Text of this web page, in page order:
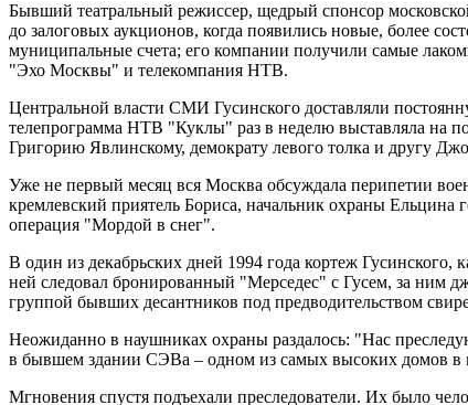
Бывший театральный режиссер, щедрый спонсор
до залоговых аукционов, когда появились новые, более
муниципальные счета; его компании получили самые
"Эхо Москвы" и телекомпания НТВ.
Центральной власти СМИ Гусинского доставляли
телепрограмма НТВ "Куклы" раз в неделю выставляла на
Григорию Явлинскому, демократу левого толка и другу
Уже не первый месяц вся Москва обсуждала перипетии
кремлевский приятель Бориса, начальник охраны
операция "Мордой в снег".
В один из декабрьских дней 1994 года кортеж
ней следовал бронированный "Мерседес" с Гусем, за ним
группой бывших десантников под предводительством
Неожиданно в наушниках охраны раздалось: "Нас
в бывшем здании СЭВа – одном из самых высоких домов в
Мгновения спустя подъехали преследователи. Их было